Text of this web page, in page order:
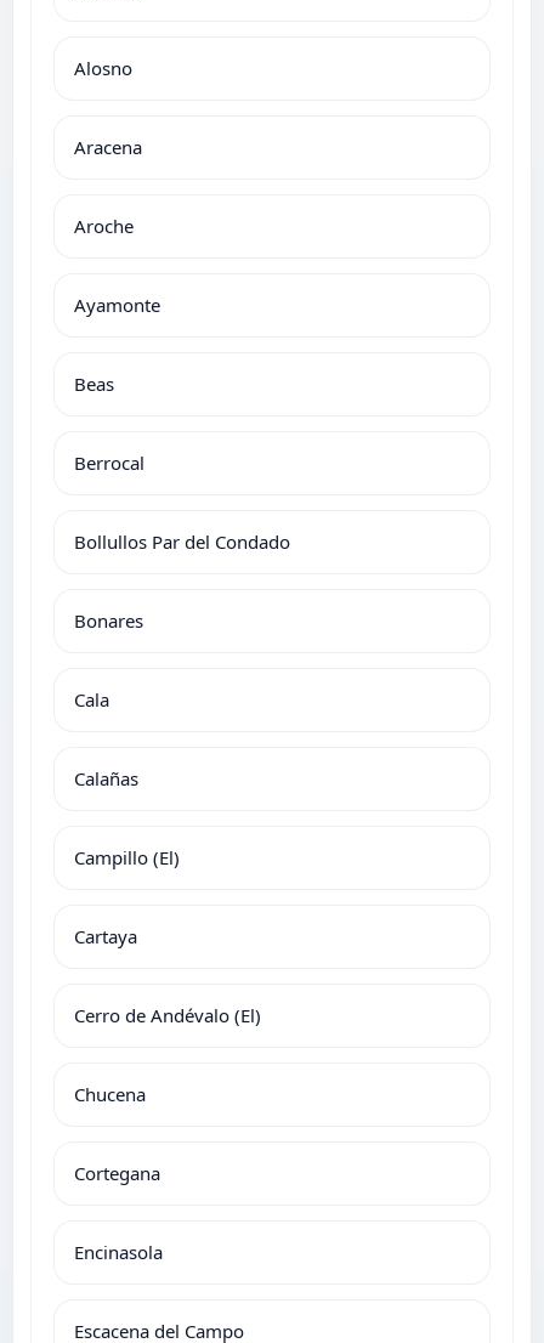
Alosno
Aracena
Aroche
Ayamonte
Beas
Berrocal
Bollullos Par del Condado
Bonares
Cala
Calañas
Campillo (El)
Cartaya
Cerro de Andévalo (El)
Chucena
Cortegana
Encinasola
Escacena del Campo